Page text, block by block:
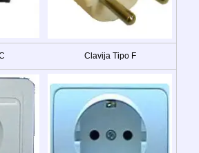
Clavija Tipo F